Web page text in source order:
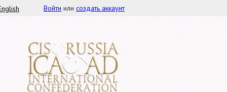
Войти или создать аккаунт